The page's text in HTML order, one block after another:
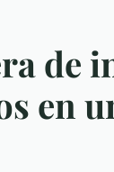
de
en